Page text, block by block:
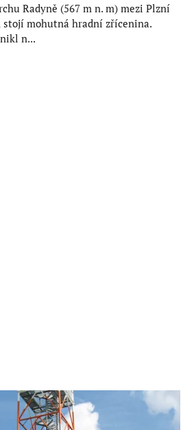
Radyně (567 m n. m) mezi Plzní
stojí mohutná hradní zřícenina.
n...